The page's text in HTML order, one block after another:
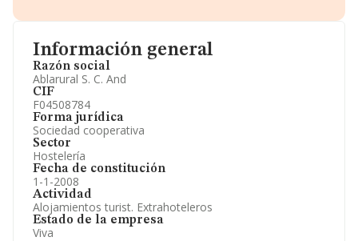
Información general
Razón social
Ablarural S. C. And
CIF
F04508784
Forma jurídica
Sociedad cooperativa
Sector
Hostelería
Fecha de constitución
1-1-2008
Actividad
Alojamientos turist. Extrahoteleros
Estado de la empresa
Viva
Información oficial y registral complementaria.